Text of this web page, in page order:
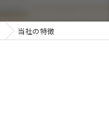
当社の特徴